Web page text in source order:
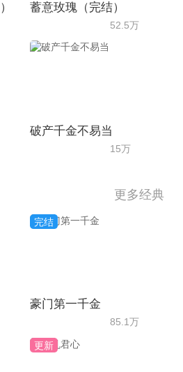
蓄意玫瑰（完结）
52.5万
破产千金不易当
15万
更多经典
完结
豪门第一千金
85.1万
更新